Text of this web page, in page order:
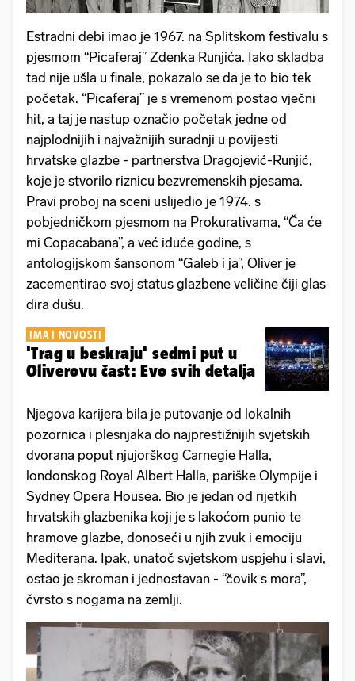
Estradni debi imao je 1967. na Splitskom festivalu s
pjesmom “Picaferaj” Zdenka Runjića. Iako skladba
tad nije ušla u finale, pokazalo se da je to bio tek
početak. “Picaferaj” je s vremenom postao vječni
hit, a taj je nastup označio početak jedne od
najplodnijih i najvažnijih suradnji u povijesti
hrvatske glazbe - partnerstva Dragojević-Runjić,
koje je stvorilo riznicu bezvremenskih pjesama.
Pravi proboj na sceni uslijedio je 1974. s
pobjedničkom pjesmom na Prokurativama, “Ča će
mi Copacabana”, a već iduće godine, s
antologijskom šansonom “Galeb i ja”, Oliver je
zacementirao svoj status glazbene veličine čiji glas
dira dušu.
IMA I NOVOSTI
'Trag u beskraju' sedmi put u
Oliverovu čast: Evo svih detalja
Njegova karijera bila je putovanje od lokalnih
pozornica i plesnjaka do najprestižnijih svjetskih
dvorana poput njujorškog Carnegie Halla,
londonskog Royal Albert Halla, pariške Olympije i
Sydney Opera Housea. Bio je jedan od rijetkih
hrvatskih glazbenika koji je s lakoćom punio te
hramove glazbe, donoseći u njih zvuk i emociju
Mediterana. Ipak, unatoč svjetskom uspjehu i slavi,
ostao je skroman i jednostavan - “čovik s mora”,
čvrsto s nogama na zemlji.